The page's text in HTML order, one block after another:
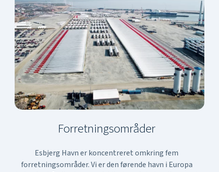
Forretningsområder
Esbjerg Havn er koncentreret omkring fem
forretningsområder. Vi er den førende havn i Europa